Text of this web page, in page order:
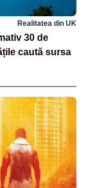
Realitatea din UK
30 de
caută sursa